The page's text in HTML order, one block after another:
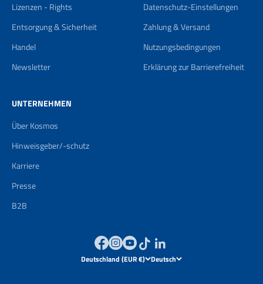
Lizenzen - Rights
Entsorgung & Sicherheit
Handel
Newsletter
Datenschutz-Einstellungen
Zahlung & Versand
Nutzungsbedingungen
Erklärung zur Barrierefreiheit
UNTERNEHMEN
Über Kosmos
Hinweisgeber/-schutz
Karriere
Presse
B2B
Deutschland (EUR €) Deutsch